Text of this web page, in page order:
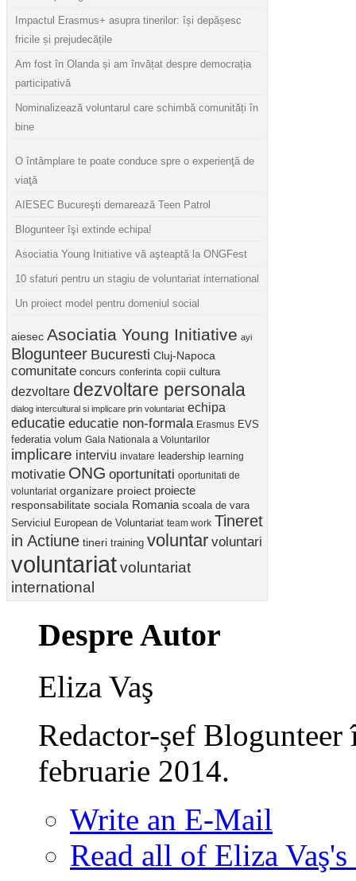
Impactul Erasmus+ asupra tinerilor: își depășesc
fricile și prejudecățile
Am fost în Olanda și am învățat despre democrația
participativă
Nominalizează voluntarul care schimbă comunități în
bine
O întâmplare te poate conduce spre o experienţă de
viaţă
AIESEC Bucureşti demarează Teen Patrol
Blogunteer îşi extinde echipa!
Asociatia Young Initiative vă aşteaptă la ONGFest
10 sfaturi pentru un stagiu de voluntariat international
Un proiect model pentru domeniul social
aiesec Asociatia Young Initiative ayi
Blogunteer Bucuresti Cluj-Napoca
comunitate concurs conferinta copii cultura
dezvoltare dezvoltare personala
dialog intercultural si implicare prin voluntariat echipa
educatie educatie non-formala Erasmus EVS
federatia volum Gala Nationala a Voluntarilor
implicare interviu invatare leadership learning
motivatie ONG oportunitati oportunitati de
voluntariat organizare proiect proiecte
responsabilitate sociala Romania scoala de vara
Serviciul European de Voluntariat team work Tineret
in Actiune tineri training voluntar voluntari
voluntariatvoluntariat
international
Despre Autor
Eliza Vaş
Redactor-șef
februarie 2014.
Write an E-Mail
Read all of Eliza Vaş's